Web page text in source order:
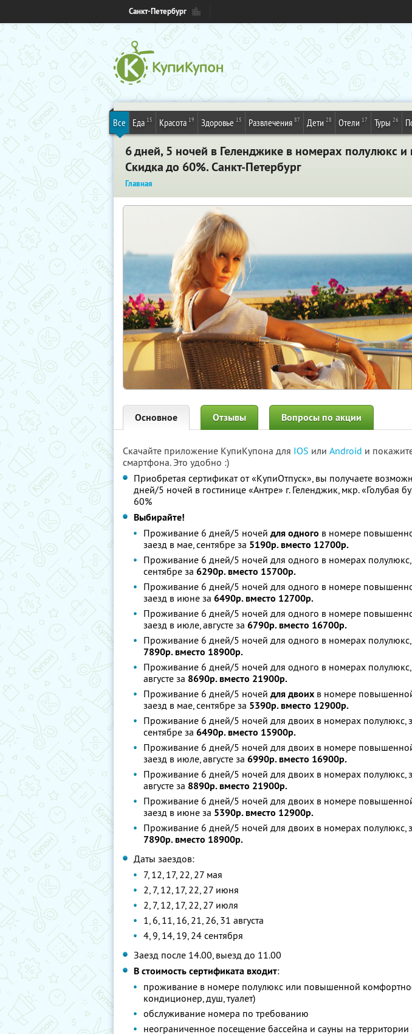
Санкт-Петербург
Все Еда 15 Красота 19 Здоровье 15 Развлечения 87 Дети 28 Отели 17 Туры 26
6 дней, 5 ночей в Геленджике в номерах полулюкс
Скидка до 60%. Санкт-Петербург
Главная
Основное Отзывы Вопросы по акции
Скачайте приложение КупиКупона для IOS или Android и
смартфона. Это удобно :)
Приобретая сертификат от «КупиОтпуск», вы получаете
дней/5 ночей в гостинице «Антре» г. Геленджик, мкр. «Голубая
60%
Выбирайте!
Проживание 6 дней/5 ночей для одного в номере
заезд в мае, сентябре за 5190р. вместо 12700р.
Проживание 6 дней/5 ночей для одного в номерах полулюкс,
сентябре за 6290р. вместо 15700р.
Проживание 6 дней/5 ночей для одного в номере
заезд в июне за 6490р. вместо 12700р.
Проживание 6 дней/5 ночей для одного в номере
заезд в июле, августе за 6790р. вместо 16700р.
Проживание 6 дней/5 ночей для одного в номерах полулюкс,
7890р. вместо 18900р.
Проживание 6 дней/5 ночей для одного в номерах полулюкс,
августе за 8690р. вместо 21900р.
Проживание 6 дней/5 ночей для двоих в номере
заезд в мае, сентябре за 5390р. вместо 12900р.
Проживание 6 дней/5 ночей для двоих в номерах полулюкс,
сентябре за 6490р. вместо 15900р.
Проживание 6 дней/5 ночей для двоих в номере
заезд в июле, августе за 6990р. вместо 16900р.
Проживание 6 дней/5 ночей для двоих в номерах полулюкс,
августе за 8890р. вместо 21900р.
Проживание 6 дней/5 ночей для двоих в номере
заезд в июне за 5390р. вместо 12900р.
Проживание 6 дней/5 ночей для двоих в номерах полулюкс,
7890р. вместо 18900р.
Даты заездов:
7, 12, 17, 22, 27 мая
2, 7, 12, 17, 22, 27 июня
2, 7, 12, 17, 22, 27 июля
1, 6, 11, 16, 21, 26, 31 августа
4, 9, 14, 19, 24 сентября
Заезд после 14.00, выезд до 11.00
В стоимость сертификата входит:
проживание в номере полулюкс или повышенной
кондиционер, душ, туалет)
обслуживание номера по требованию
неограниченное посещение бассейна и сауны на территории